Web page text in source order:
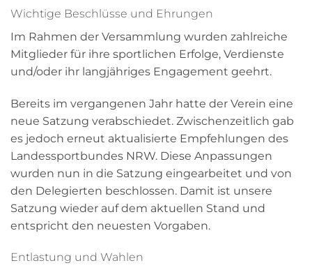
Wichtige Beschlüsse und Ehrungen
Im Rahmen der Versammlung wurden zahlreiche
Mitglieder für ihre sportlichen Erfolge, Verdienste
und/oder ihr langjähriges Engagement geehrt.
Bereits im vergangenen Jahr hatte der Verein eine
neue Satzung verabschiedet. Zwischenzeitlich gab
es jedoch erneut aktualisierte Empfehlungen des
Landessportbundes NRW. Diese Anpassungen
wurden nun in die Satzung eingearbeitet und von
den Delegierten beschlossen. Damit ist unsere
Satzung wieder auf dem aktuellen Stand und
entspricht den neuesten Vorgaben.
Entlastung und Wahlen